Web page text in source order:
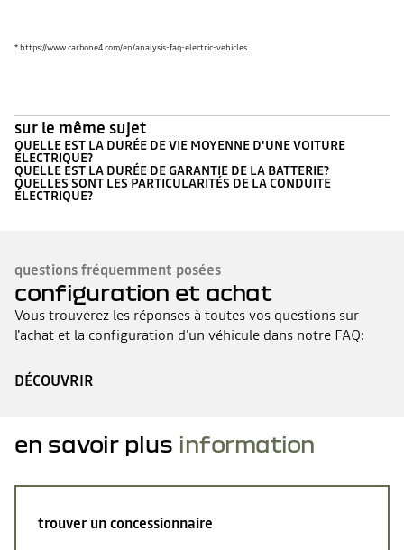
* https://www.carbone4.com/en/analysis-faq-electric-vehicles
sur le même sujet
QUELLE EST LA DURÉE DE VIE MOYENNE D'UNE VOITURE
ÉLECTRIQUE?
QUELLE EST LA DURÉE DE GARANTIE DE LA BATTERIE?
QUELLES SONT LES PARTICULARITÉS DE LA CONDUITE
ÉLECTRIQUE?
questions fréquemment posées
configuration et achat
Vous trouverez les réponses à toutes vos questions sur
l'achat et la configuration d'un véhicule dans notre FAQ:
DÉCOUVRIR
en savoir plus information
trouver un concessionnaire